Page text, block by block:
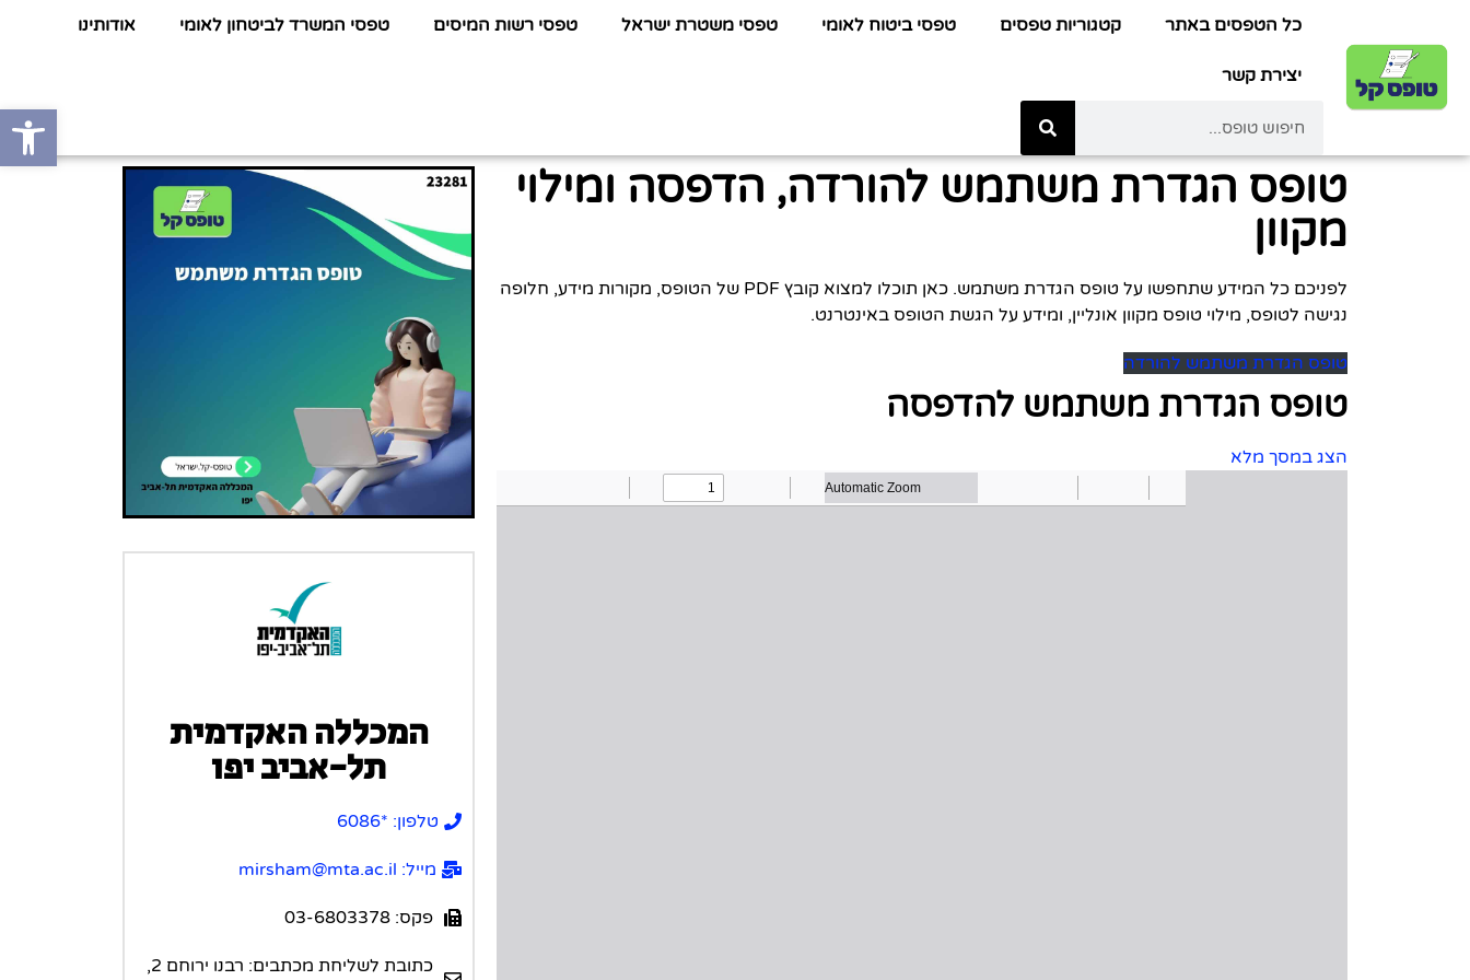
כל הטפסים באתר קטגוריות טפסים טפסי ביטוח לאומי טפסי משטרת ישראל טפסי רשות המיסים טפסי המשרד לביטחון לאומי אודותינו
יצירת קשר
טופס הגדרת משתמש להורדה, הדפסה ומילוי
מקוון
לפניכם כל המידע שתחפשו על טופס הגדרת משתמש. כאן תוכלו למצוא קובץ PDF של הטופס, מקורות מידע, חלופה
נגישה לטופס, מילוי טופס מקוון אונליין, ומידע על הגשת הטופס באינטרנט.
טופס הגדרת משתמש להורדה
טופס הגדרת משתמש להדפסה
הצג במסך מלא
המכללה האקדמית
תל-אביב יפו
טלפון: *6086
מייל: mirsham@mta.ac.il
פקס: 03-6803378
כתובת לשליחת מכתבים: רבנו ירוחם 2,
פתח